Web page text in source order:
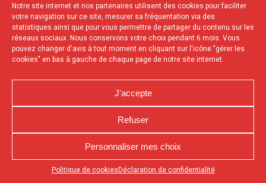
Notre site internet et nos partenaires utilisent des cookies pour faciliter
votre navigation sur ce site, mesurer sa fréquentation via des
statistiques ainsi que pour vous permettre de partager du contenu sur les
réseaux sociaux. Nous conservons votre choix pendant 6 mois. Vous
pouvez changer d'avis à tout moment en cliquant sur l'icône "gérer les
cookies" en bas à gauche de chaque page de notre site internet.
J'accepte
Refuser
Personnaliser mes choix
Politique de cookies Déclaration de confidentialité
Appuyez sur le bouton partager en bas de votre